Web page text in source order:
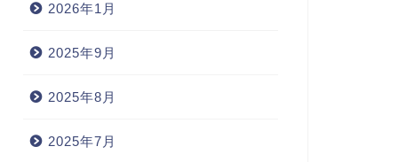
2026年1月
2025年9月
2025年8月
2025年7月